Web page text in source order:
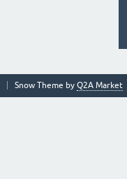
Snow Theme by Q2A Market